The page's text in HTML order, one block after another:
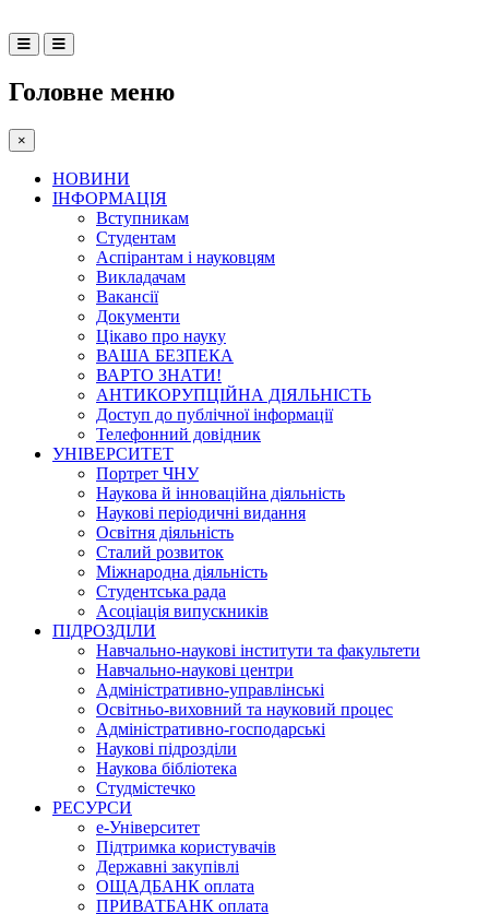
Головне меню
×
НОВИНИ
ІНФОРМАЦІЯ
Вступникам
Студентам
Аспірантам і науковцям
Викладачам
Вакансії
Документи
Цікаво про науку
ВАША БЕЗПЕКА
ВАРТО ЗНАТИ!
АНТИКОРУПЦІЙНА ДІЯЛЬНІСТЬ
Доступ до публічної інформації
Телефонний довідник
УНІВЕРСИТЕТ
Портрет ЧНУ
Наукова й інноваційна діяльність
Наукові періодичні видання
Освітня діяльність
Сталий розвиток
Міжнародна діяльність
Студентська рада
Асоціація випускників
ПІДРОЗДІЛИ
Навчально-наукові інститути та факультети
Навчально-наукові центри
Адміністративно-управлінські
Освітньо-виховний та науковий процес
Адміністративно-господарські
Наукові підрозділи
Наукова бібліотека
Студмістечко
РЕСУРСИ
е-Університет
Підтримка користувачів
Державні закупівлі
ОЩАДБАНК оплата
ПРИВАТБАНК оплата